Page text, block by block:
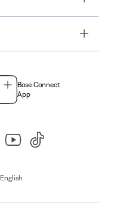
Toggle
Bose Connect
App
English